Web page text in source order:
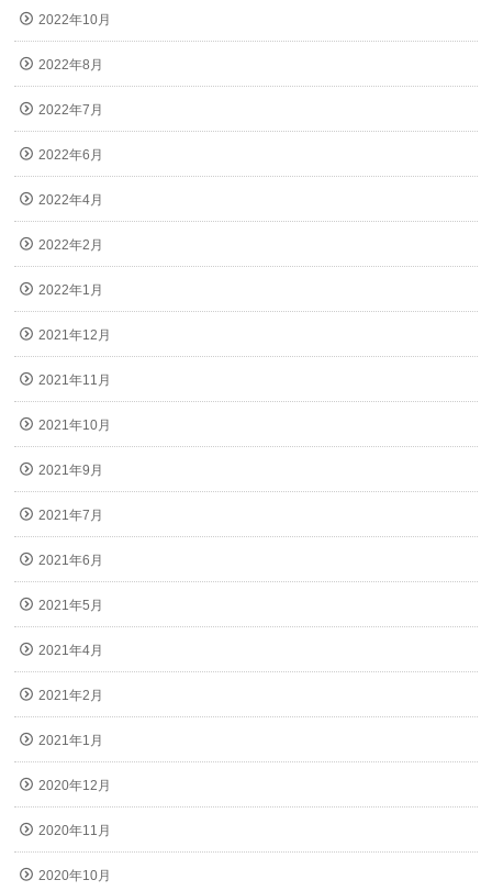
2022年10月
2022年8月
2022年7月
2022年6月
2022年4月
2022年2月
2022年1月
2021年12月
2021年11月
2021年10月
2021年9月
2021年7月
2021年6月
2021年5月
2021年4月
2021年2月
2021年1月
2020年12月
2020年11月
2020年10月